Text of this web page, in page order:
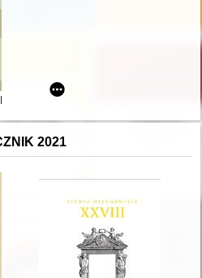
: zarys biografii
2021